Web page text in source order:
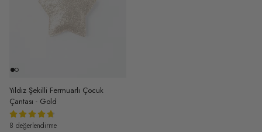
Yıldız Şekilli Fermuarlı Çocuk
Çantası - Gold
8 değerlendirme